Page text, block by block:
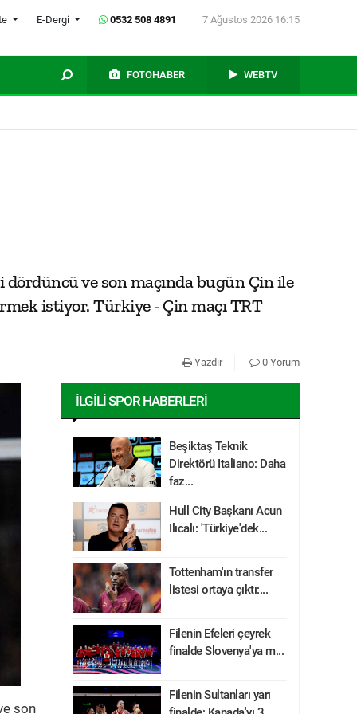
E-Dergi 0532 508 4891 7 Ağustos 2026 16:15
FOTOHABER WEBTV
ve son maçında bugün Çin ile
istiyor. Türkiye - Çin maçı TRT
Yazdır 0 Yorum
son
İLGILI SPOR HABERLERI
Beşiktaş Teknik
Direktörü Italiano: Daha
faz...
Hull City Başkanı Acun
Ilıcalı: 'Türkiye'dek...
Tottenham'ın transfer
listesi ortaya çıktı:...
Filenin Efeleri çeyrek
finalde Slovenya'ya m...
Filenin Sultanları yarı